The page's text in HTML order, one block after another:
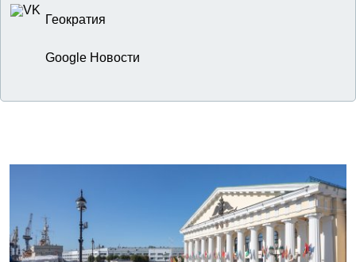
Геократия
Google Новости